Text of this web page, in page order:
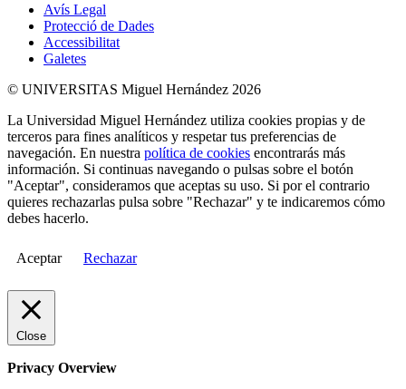
Avís Legal
Protecció de Dades
Accessibilitat
Galetes
© UNIVERSITAS Miguel Hernández 2026
La Universidad Miguel Hernández utiliza cookies propias y de
terceros para fines analíticos y respetar tus preferencias de
navegación. En nuestra política de cookies encontrarás más
información. Si continuas navegando o pulsas sobre el botón
"Aceptar", consideramos que aceptas su uso. Si por el contrario
quieres rechazarlas pulsa sobre "Rechazar" y te indicaremos cómo
debes hacerlo.
Aceptar Rechazar
Close
Privacy Overview